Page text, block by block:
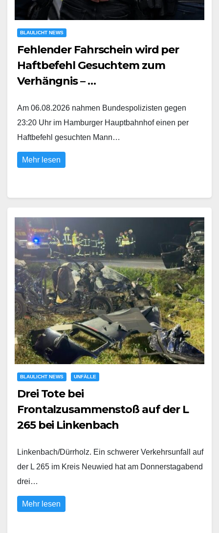
BLAULICHT NEWS
Fehlender Fahrschein wird per
Haftbefehl Gesuchtem zum
Verhängnis – …
Am 06.08.2026 nahmen Bundespolizisten gegen
23:20 Uhr im Hamburger Hauptbahnhof einen per
Haftbefehl gesuchten Mann…
Mehr lesen
BLAULICHT NEWS UNFÄLLE
Drei Tote bei
Frontalzusammenstoß auf der L
265 bei Linkenbach
Linkenbach/Dürrholz. Ein schwerer Verkehrsunfall auf
der L 265 im Kreis Neuwied hat am Donnerstagabend
drei…
Mehr lesen